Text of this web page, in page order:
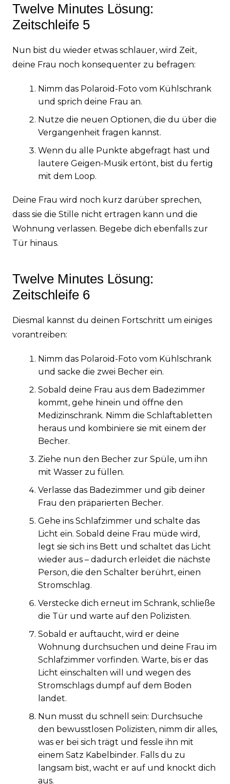
Twelve Minutes Lösung:
Zeitschleife 5
Nun bist du wieder etwas schlauer, wird Zeit,
deine Frau noch konsequenter zu befragen:
Nimm das Polaroid-Foto vom Kühlschrank
und sprich deine Frau an.
Nutze die neuen Optionen, die du über die
Vergangenheit fragen kannst.
Wenn du alle Punkte abgefragt hast und
lautere Geigen-Musik ertönt, bist du fertig
mit dem Loop.
Deine Frau wird noch kurz darüber sprechen,
dass sie die Stille nicht ertragen kann und die
Wohnung verlassen. Begebe dich ebenfalls zur
Tür hinaus.
Twelve Minutes Lösung:
Zeitschleife 6
Diesmal kannst du deinen Fortschritt um einiges
vorantreiben:
Nimm das Polaroid-Foto vom Kühlschrank
und sacke die zwei Becher ein.
Sobald deine Frau aus dem Badezimmer
kommt, gehe hinein und öffne den
Medizinschrank. Nimm die Schlaftabletten
heraus und kombiniere sie mit einem der
Becher.
Ziehe nun den Becher zur Spüle, um ihn
mit Wasser zu füllen.
Verlasse das Badezimmer und gib deiner
Frau den präparierten Becher.
Gehe ins Schlafzimmer und schalte das
Licht ein. Sobald deine Frau müde wird,
legt sie sich ins Bett und schaltet das Licht
wieder aus – dadurch erleidet die nächste
Person, die den Schalter berührt, einen
Stromschlag.
Verstecke dich erneut im Schrank, schließe
die Tür und warte auf den Polizisten.
Sobald er auftaucht, wird er deine
Wohnung durchsuchen und deine Frau im
Schlafzimmer vorfinden. Warte, bis er das
Licht einschalten will und wegen des
Stromschlags dumpf auf dem Boden
landet.
Nun musst du schnell sein: Durchsuche
den bewusstlosen Polizisten, nimm dir alles,
was er bei sich trägt und fessle ihn mit
einem Satz Kabelbinder. Falls du zu
langsam bist, wacht er auf und knockt dich
aus.